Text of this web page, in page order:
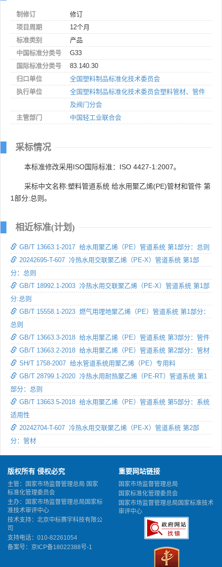
制修订
修订
项目周期
12个月
标准类别
产品
中国标准分类号
G33
国际标准分类号
83.140.30
归口单位
全国塑料制品标准化技术委员会
执行单位
全国塑料制品标准化技术委员会塑料管材、管件
及阀门分会
主管部门
中国轻工业联合会
采标情况
本标准修改采用ISO国际标准：ISO 4427-1:2007。
采标中文名称:塑料管道系统 给水用聚乙烯(PE)管材和管件 第
1部分:总则。
相近标准(计划)
GB/T 13663.1-2017 给水用聚乙烯（PE）管道系统 第1部分：总则
20242695-T-607 冷热水用交联聚乙烯（PE-X）管道系统 第1部
分：总则
GB/T 18992.1-2003 冷热水用交联聚乙烯（PE-X）管道系统 第1部
分:总则
GB/T 15558.1-2023 燃气用埋地聚乙烯（PE）管道系统 第1部分：
总则
GB/T 13663.3-2018 给水用聚乙烯（PE）管道系统 第3部分：管件
GB/T 13663.2-2018 给水用聚乙烯（PE）管道系统 第2部分：管材
SH/T 1758-2007 给水管道系统用聚乙烯（PE）专用料
GB/T 28799.1-2020 冷热水用耐热聚乙烯（PE-RT）管道系统 第1
部分：总则
GB/T 13663.5-2018 给水用聚乙烯（PE）管道系统 第5部分：系统
适用性
20242704-T-607 冷热水用交联聚乙烯（PE-X）管道系统 第2部
分：管材
版权所有 侵权必究
主管：国家市场监督管理总局 国家
标准化管理委员会
主办：国家市场监督管理总局国家标
准技术审评中心
技术支持：北京中标赛宇科技有限公
司
支持电话：010-82261054
备案号： 京ICP备18022388号-1
重要网站链接
国家市场监督管理总局
国家标准化管理委员会
国家市场监督管理总局国家标准技术
审评中心